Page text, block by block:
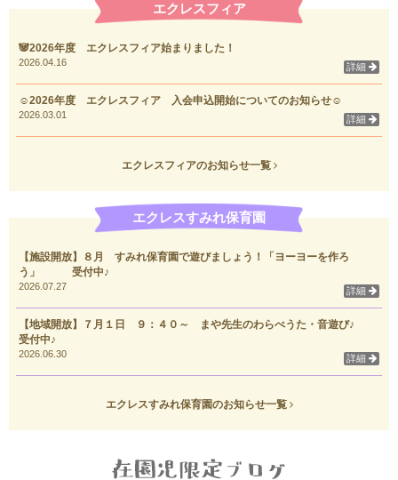
エクレスフィア
🐼2026年度 エクレスフィア始まりました！
2026.04.16 詳細
☺2026年度 エクレスフィア 入会申込開始についてのお知らせ☺
2026.03.01 詳細
エクレスフィアのお知らせ一覧
エクレスすみれ保育園
【施設開放】８月 すみれ保育園で遊びましょう！「ヨーヨーを作ろ
う」 受付中♪
2026.07.27 詳細
【地域開放】７月１日 ９：４０～ まや先生のわらべうた・音遊び♪
受付中♪
2026.06.30 詳細
エクレスすみれ保育園のお知らせ一覧